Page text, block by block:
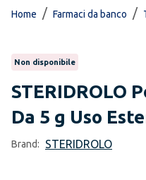
Home / Farmaci da banco /
Non disponibile
STERIDROLO
Da 5 g Uso
Brand: STERIDROLO